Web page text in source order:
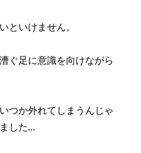
といけません。
ぐ足に意識を向けながら
つか外れてしまうんじゃ
した…